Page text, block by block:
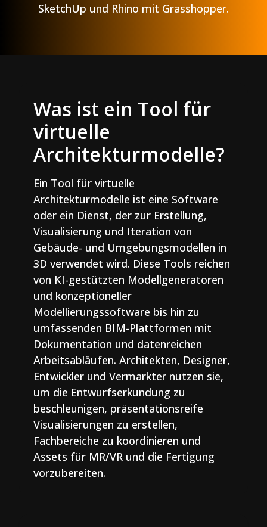
SketchUp und Rhino mit Grasshopper.
Was ist ein Tool für
virtuelle
Architekturmodelle?
Ein Tool für virtuelle
Architekturmodelle ist eine Software
oder ein Dienst, der zur Erstellung,
Visualisierung und Iteration von
Gebäude- und Umgebungsmodellen in
3D verwendet wird. Diese Tools reichen
von KI-gestützten Modellgeneratoren
und konzeptioneller
Modellierungssoftware bis hin zu
umfassenden BIM-Plattformen mit
Dokumentation und datenreichen
Arbeitsabläufen. Architekten, Designer,
Entwickler und Vermarkter nutzen sie,
um die Entwurfserkundung zu
beschleunigen, präsentationsreife
Visualisierungen zu erstellen,
Fachbereiche zu koordinieren und
Assets für MR/VR und die Fertigung
vorzubereiten.